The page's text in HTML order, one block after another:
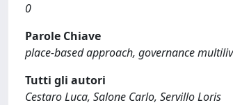
0
Parole Chiave
place-based approach, governance
Tutti gli autori
Cestaro Luca, Salone Carlo, Servillo Loris